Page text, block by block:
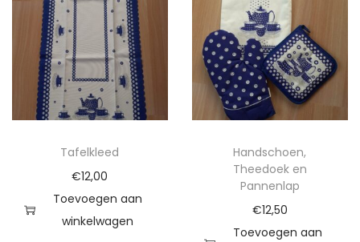
Tafelkleed
€12,00
Toevoegen aan
winkelwagen
Handschoen,
Theedoek en
Pannenlap
€12,50
Toevoegen aan